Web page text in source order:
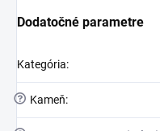
Dodatočné parametre
Kategória:
? Kameň: